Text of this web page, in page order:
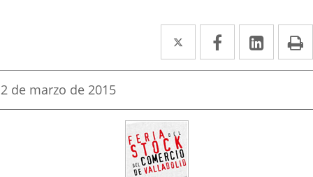
Twitter
Enlace
a
aplicación
Facebook
Enlace
a
aplicación
Enlace
a
Fecha
la
2 de marzo de 2015